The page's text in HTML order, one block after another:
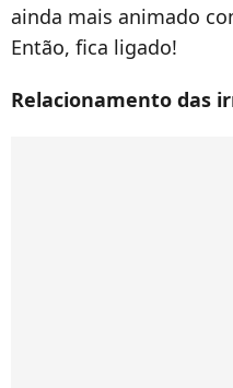
ainda mais animado
Então, fica ligado!
Relacionamento das